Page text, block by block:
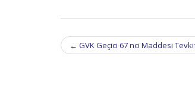
Post
navigation
← GVK Geçici 67 nci Maddesi